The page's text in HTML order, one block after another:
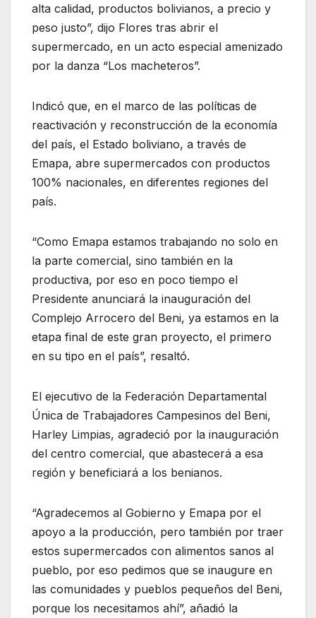
alta calidad, productos bolivianos, a precio y
peso justo”, dijo Flores tras abrir el
supermercado, en un acto especial amenizado
por la danza “Los macheteros”.
Indicó que, en el marco de las políticas de
reactivación y reconstrucción de la economía
del país, el Estado boliviano, a través de
Emapa, abre supermercados con productos
100% nacionales, en diferentes regiones del
país.
“Como Emapa estamos trabajando no solo en
la parte comercial, sino también en la
productiva, por eso en poco tiempo el
Presidente anunciará la inauguración del
Complejo Arrocero del Beni, ya estamos en la
etapa final de este gran proyecto, el primero
en su tipo en el país”, resaltó.
El ejecutivo de la Federación Departamental
Única de Trabajadores Campesinos del Beni,
Harley Limpias, agradeció por la inauguración
del centro comercial, que abastecerá a esa
región y beneficiará a los benianos.
“Agradecemos al Gobierno y Emapa por el
apoyo a la producción, pero también por traer
estos supermercados con alimentos sanos al
pueblo, por eso pedimos que se inaugure en
las comunidades y pueblos pequeños del Beni,
porque los necesitamos ahí”, añadió la